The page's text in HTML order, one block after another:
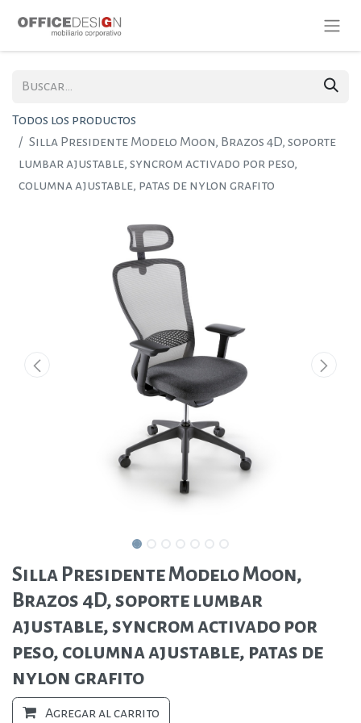
Todos los productos
Silla Presidente Modelo Moon, Brazos 4D, soporte
lumbar ajustable, syncrom activado por peso,
columna ajustable, patas de nylon grafito
Silla Presidente Modelo Moon,
Brazos 4D, soporte lumbar
ajustable, syncrom activado por
peso, columna ajustable, patas de
nylon grafito
Agregar al carrito